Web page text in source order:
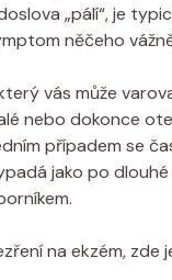
⁢„pálí“, je
něčeho
vás může
nebo ⁢dokonce
případem se
jako po
​na⁢ ekzém, zde